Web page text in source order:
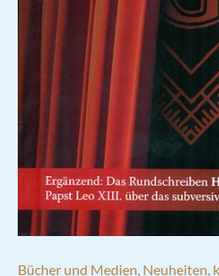
Bücher und Medien, Neuheiten,